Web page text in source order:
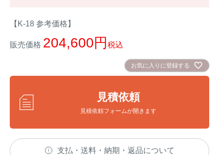
【K-18 参考価格】
販売価格 204,600 税込
お気に入りに登録する
見積依頼
見積依頼フォームが開きます
支払・送料・納期・返品について
ハクビシン対策
ブルーギル対策
閉じる